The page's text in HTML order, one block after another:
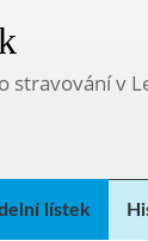
stravování v
lístek